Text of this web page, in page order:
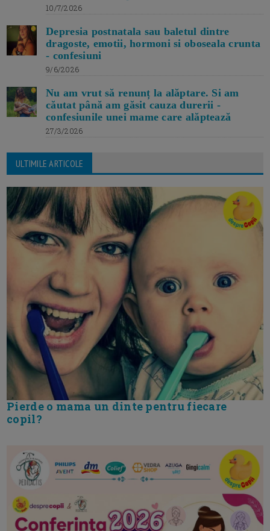
10/7/2026
Depresia postnatala sau baletul dintre
dragoste, emotii, hormoni si oboseala crunta
- confesiuni
9/6/2026
Nu am vrut să renunț la alăptare. Si am
căutat până am găsit cauza durerii -
confesiunile unei mame care alăptează
27/3/2026
ULTIMILE ARTICOLE
Pierde o mama un dinte pentru fiecare
copil?